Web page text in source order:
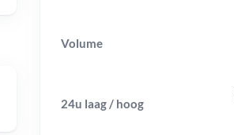
Volume
24u laag / hoog